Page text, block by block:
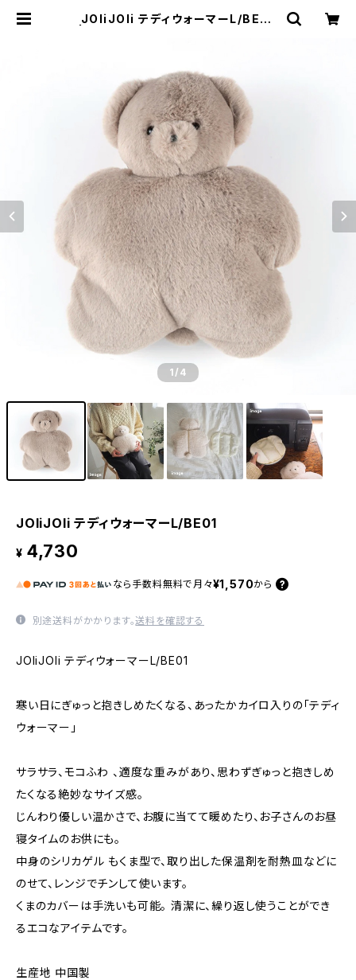
JOliJOli テディウォーマーL/BE01
1/4
JOliJOli テディウォーマーL/BE01
¥ 4,730
なら 手数料無料で 月々¥1,570から
別途送料がかかります。送料を確認する
JOliJOli テディウォーマーL/BE01
寒い日にぎゅっと抱きしめたくなる、あったかカイロ入りの「テディ
ウォーマー」
サラサラ、モコふわ 、適度な重みがあり、思わずぎゅっと抱きしめ
たくなる絶妙なサイズ感。
じんわり優しい温かさで、お腹に当てて暖めたり、お子さんのお昼
寝タイムのお供にも。
中身のシリカゲル もくま型で、取り出した保温剤を耐熱皿などに
のせて、レンジでチンして使います。
くまのカバーは手洗いも可能。 清潔に、繰り返し使うことができ
るエコなアイテムです。
生産地 中国製